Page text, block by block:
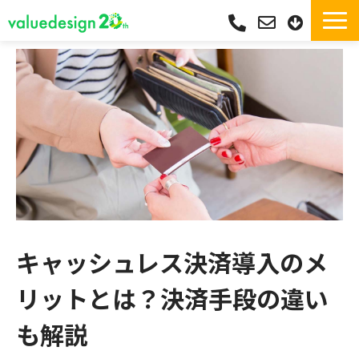
サービス一覧・独自Pay
選ばれる理由
サポート
導入実績
導入フロー
活用シーン
よくあるご質問
キャッシュレス決済導入のメ
リットとは？決済手段の違い
も解説